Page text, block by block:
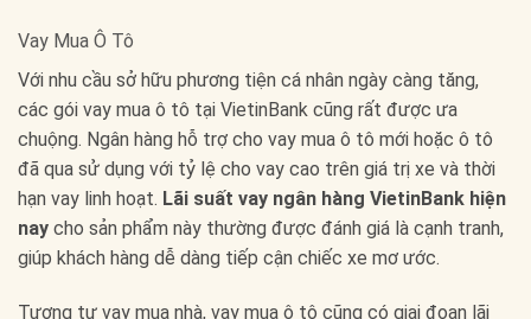
Vay Mua Ô Tô
Với nhu cầu sở hữu phương tiện cá nhân ngày càng tăng,
các gói vay mua ô tô tại VietinBank cũng rất được ưa
chuộng. Ngân hàng hỗ trợ cho vay mua ô tô mới hoặc ô tô
đã qua sử dụng với tỷ lệ cho vay cao trên giá trị xe và thời
hạn vay linh hoạt. Lãi suất vay ngân hàng VietinBank hiện
nay cho sản phẩm này thường được đánh giá là cạnh tranh,
giúp khách hàng dễ dàng tiếp cận chiếc xe mơ ước.
Tương tự vay mua nhà, vay mua ô tô cũng có giai đoạn lãi